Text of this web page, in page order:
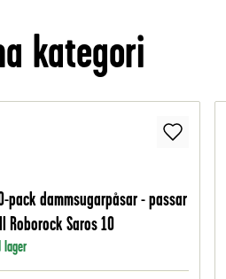
kategori
pack dammsugarpåsar - passar
Roborock Saros 10
lager